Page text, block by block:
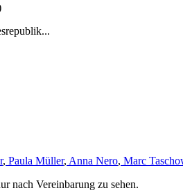
, Paula Müller, Anna Nero, Marc
nach Vereinbarung zu sehen.